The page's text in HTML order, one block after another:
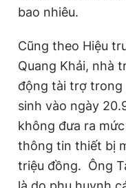
bao nhiêu.
Cũng theo Hiệu
Quang Khải, nhà
động tài trợ trong
sinh vào ngày
không đưa ra
thông tin thiết bị
triệu đồng. Ông